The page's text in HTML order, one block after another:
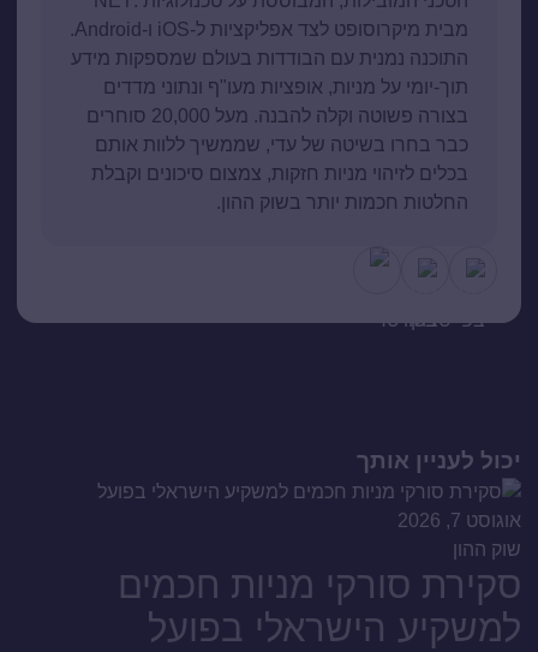
מבית מיקרוסופט לצד אפליקציות ל-iOS ו-Android.
התוכנה נמנית עם הבודדות בעולם שמספקות מידע
תוך-יומי על מניות, אופציות מעו"ף ונתוני מדדים
בצורה פשוטה וקלה להבנה. מעל 20,000 סוחרים
כבר בחרו בשיטה של עדי, שממשיך ללוות אותם
בכלים לזיהוי מניות חזקות, צמצום סיכונים וקבלת
החלטות חכמות יותר בשוק ההון.
יכול לעניין אותך
אוגוסט 7, 2026
שוק ההון
סקירת סורקי מניות חכמים
למשקיע הישראלי בפועל